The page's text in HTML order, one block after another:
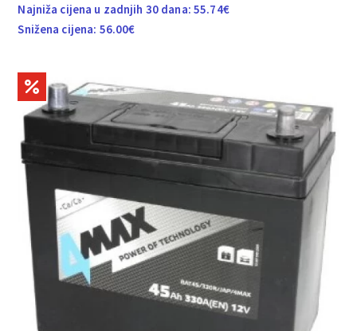
Najniža cijena u zadnjih 30 dana: 55.74€
Snižena cijena: 56.00€